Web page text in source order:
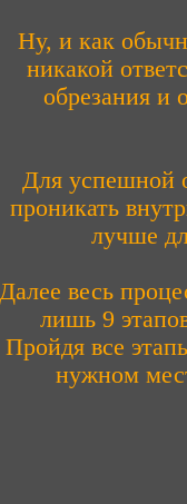
Ну, и как
никакой
обрезания и
Для успешной
проникать
лучше
Далее весь
лишь 9
Пройдя все
нужном